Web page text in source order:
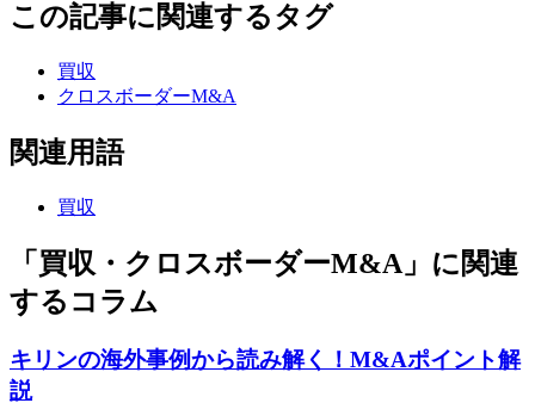
この記事に関連するタグ
買収
クロスボーダーM&A
関連用語
買収
「買収・クロスボーダーM&A」に関連
するコラム
キリンの海外事例から読み解く！M&Aポイント解
説